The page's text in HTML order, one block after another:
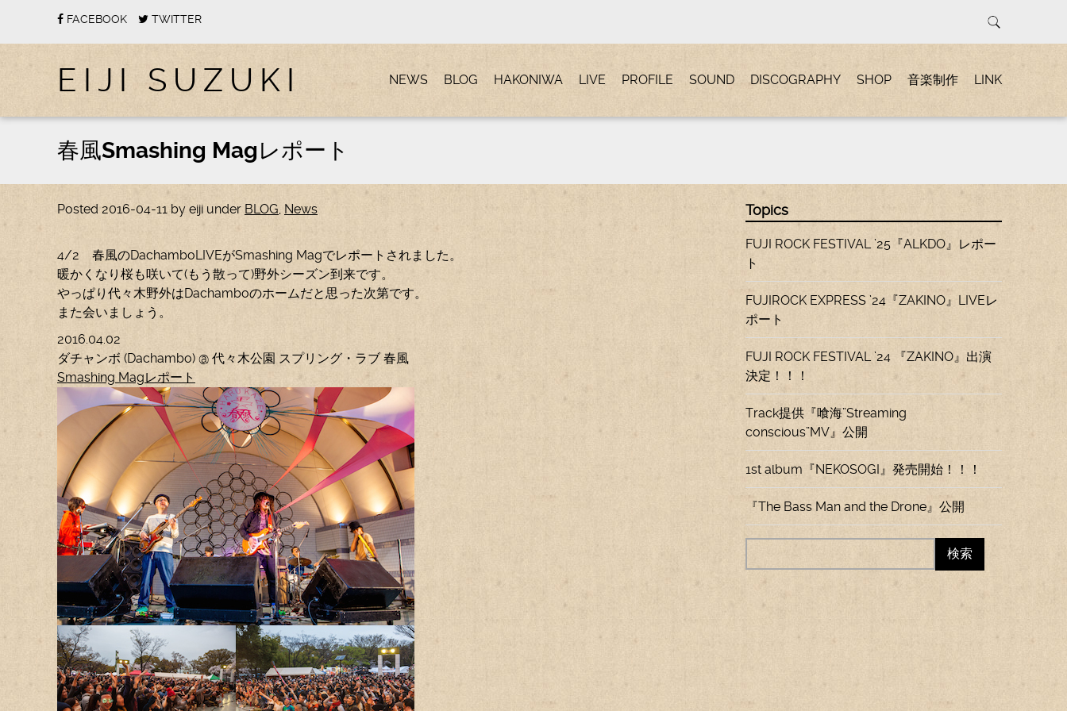
FACEBOOK TWITTER
EIJI SUZUKI NEWS BLOG HAKONIWA LIVE PROFILE SOUND DISCOGRAPHY SHOP 音楽制作 LINK
春風Smashing Magレポート
Posted 2016-04-11 by eiji under BLOG, News
4/2 春風のDachamboLIVEがSmashing Magでレポートされました。
暖かくなり桜も咲いて(もう散って)野外シーズン到来です。
やっぱり代々木野外はDachamboのホームだと思った次第です。
また会いましょう。
2016.04.02
ダチャンボ (Dachambo) @ 代々木公園 スプリング・ラブ 春風
Smashing Magレポート
Topics
FUJI ROCK FESTIVAL ’25『ALKDO』レポー
ト
FUJIROCK EXPRESS ’24『ZAKINO』LIVEレ
ポート
FUJI ROCK FESTIVAL ’24 『ZAKINO』出演
決定！！！
Track提供『喰海”Streaming
conscious”MV』公開
1st album『NEKOSOGI』発売開始！！！
『The Bass Man and the Drone』公開